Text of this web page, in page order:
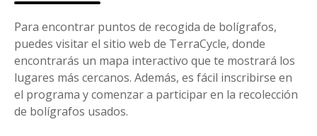
Para encontrar puntos de recogida de bolígrafos,
puedes visitar el sitio web de TerraCycle, donde
encontrarás un mapa interactivo que te mostrará los
lugares más cercanos. Además, es fácil inscribirse en
el programa y comenzar a participar en la recolección
de bolígrafos usados.